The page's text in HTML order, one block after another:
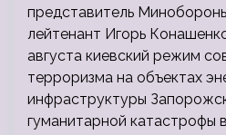
представитель
лейтенант Игорь
августа киевский режим
терроризма на объектах
инфраструктуры
гуманитарной катастрофы